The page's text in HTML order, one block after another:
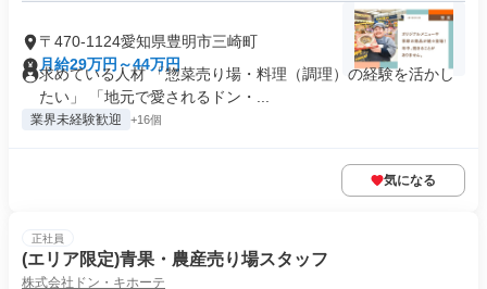
〒470-1124愛知県豊明市三崎町
月給29万円～44万円
求めている人材 「惣菜売り場・料理（調理）の経験を活かし
たい」 「地元で愛されるドン・...
業界未経験歓迎 +16個
気になる
正社員
(エリア限定)青果・農産売り場スタッフ
株式会社ドン・キホーテ